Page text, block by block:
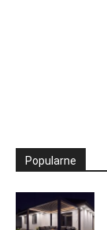
Popularne